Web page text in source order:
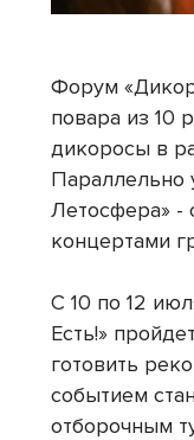
Форум
повара из 10
дикоросы в
Параллельно
Летосфера» -
концертами
С 10 по 12
Есть!»
готовить
событием
отборочным